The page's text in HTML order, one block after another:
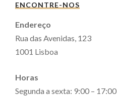
ENCONTRE-NOS
Endereço
Rua das Avenidas, 123
1001 Lisboa
Horas
Segunda a sexta: 9:00 – 17:00